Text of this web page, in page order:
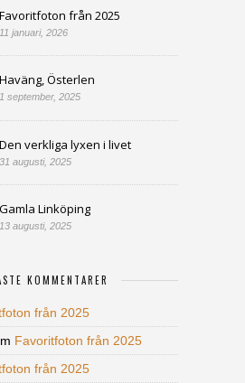
Favoritfoton från 2025
11 januari, 2026
Haväng, Österlen
1 september, 2025
Den verkliga lyxen i livet
31 augusti, 2025
Gamla Linköping
13 augusti, 2025
KOMMENTARER
från 2025
Favoritfoton från 2025
från 2025